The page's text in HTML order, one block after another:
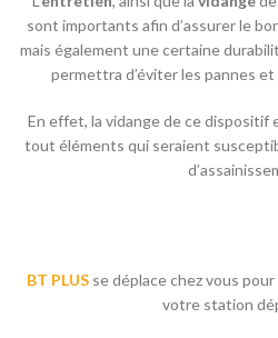
sont importants afin d’assurer le
mais également une certaine
permettra d’éviter les pannes
En effet, la vidange de ce
tout éléments qui seraient
BT PLUS se déplace chez vous pour
votre station